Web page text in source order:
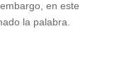
en este
la palabra.